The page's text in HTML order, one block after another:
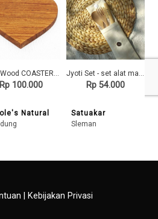
Solid Wood COASTER - CST Heart
Rp 100.000
Natural
Jyoti Set - set alat makan minum
Rp 54.000
Satuakar
Sleman
Kebijakan Privasi